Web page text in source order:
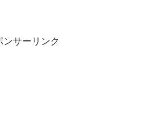
ンサーリンク